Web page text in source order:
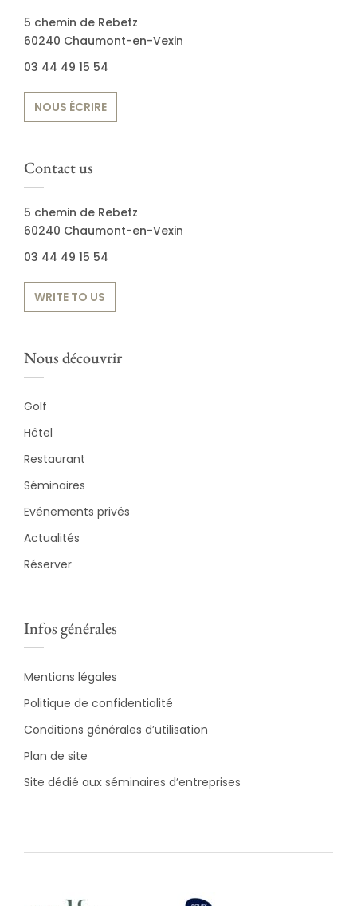
5 chemin de Rebetz
60240 Chaumont-en-Vexin
03 44 49 15 54
NOUS ÉCRIRE
Contact us
5 chemin de Rebetz
60240 Chaumont-en-Vexin
03 44 49 15 54
WRITE TO US
Nous découvrir
Golf
Hôtel
Restaurant
Séminaires
Evénements privés
Actualités
Réserver
Infos générales
Mentions légales
Politique de confidentialité
Conditions générales d’utilisation
Plan de site
Site dédié aux séminaires d’entreprises